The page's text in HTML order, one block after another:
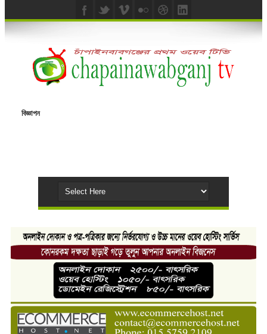
বিজ্ঞাপন